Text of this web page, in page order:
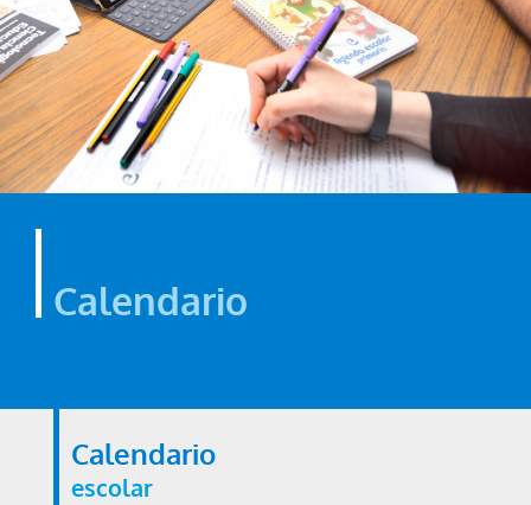
Calendario
Calendario
escolar